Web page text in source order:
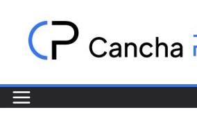
contenido